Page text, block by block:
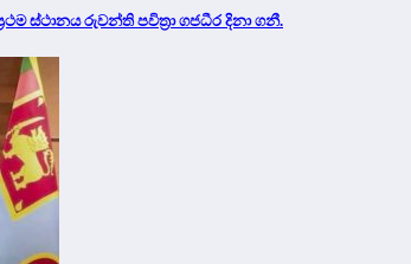
ස්ථානය රුවන්ති පවිත්‍රා ගජධීර දිනා ගනී.